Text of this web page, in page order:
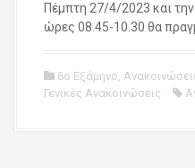
Πέμπτη 27/4/2023 και
ώρες 08.45-10.30 θα
6ο Εξάμηνο,
Γενικές Ανακοινώσεις